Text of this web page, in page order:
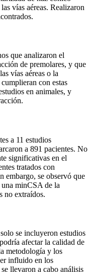
vías aéreas. Realizaron
que analizaron el
de premolares, y que
vías aéreas o la
con estas
en animales, y
a 11 estudios
a 891 pacientes. No
significativas en el
tratados con
embargo, se observó que
minCSA de la
no extraídos.
se incluyeron estudios
afectar la calidad de
metodología y los
influido en los
llevaron a cabo análisis